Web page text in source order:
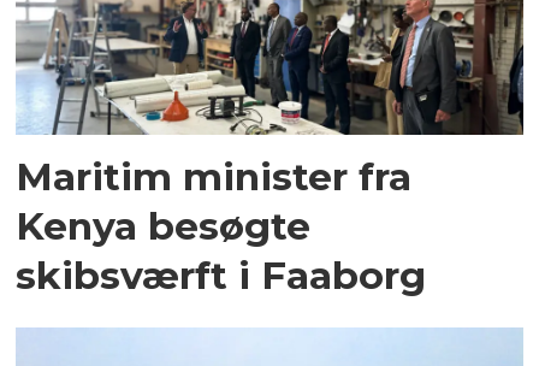
Maritim minister fra
Kenya besøgte
skibsværft i Faaborg